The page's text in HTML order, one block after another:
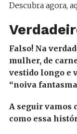
Descubra agora,
Falso! Na
mulher, de
vestido longo e
“noiva
A seguir vamos
como essa